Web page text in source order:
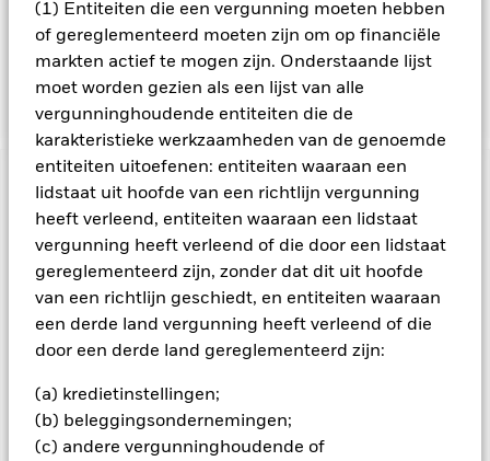
(1) Entiteiten die een vergunning moeten hebben
of gereglementeerd moeten zijn om op financiële
markten actief te mogen zijn. Onderstaande lijst
moet worden gezien als een lijst van alle
vergunninghoudende entiteiten die de
karakteristieke werkzaamheden van de genoemde
entiteiten uitoefenen: entiteiten waaraan een
lidstaat uit hoofde van een richtlijn vergunning
heeft verleend, entiteiten waaraan een lidstaat
vergunning heeft verleend of die door een lidstaat
gereglementeerd zijn, zonder dat dit uit hoofde
van een richtlijn geschiedt, en entiteiten waaraan
een derde land vergunning heeft verleend of die
door een derde land gereglementeerd zijn:
(a) kredietinstellingen;
(b) beleggingsondernemingen;
(c) andere vergunninghoudende of
vastgesteld niveau van kredietwaardigheid) of lager, of
hebben geen rating. VR-effecten met een rating onder
beleggingskwaliteit mogen een aanzienlijk deel van de index
uitmaken.
BELANGRIJKE GEGEVENS: Kapitaalrisico.De waarde en
het rendement van beleggingen kunnen dalen en stijgen, en
oorspronkelijke inleg.
Alle aandelenklassen met valutahedging van dit fonds
gebruiken derivaten om valutarisico's af te dekken. Het
gebruik van derivaten voor een aandelenklasse kan een
potentieel besmettingsrisico (ook bekend als spill-over) voor
andere aandelenklassen in het fonds betekenen. De
beheermaatschappij van het fonds waarborgt dat er
geschikte procedures worden gebruikt om het
besmettingsrisico voor andere aandelenklassen te